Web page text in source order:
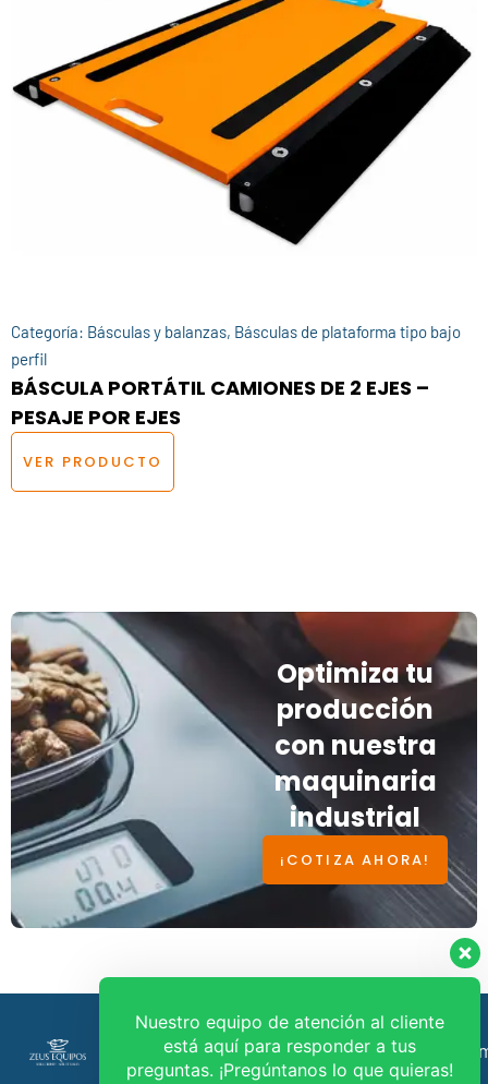
Categoría: Básculas y balanzas, Básculas de plataforma tipo bajo
perfil
BÁSCULA PORTÁTIL CAMIONES DE 2 EJES –
PESAJE POR EJES
VER PRODUCTO
Optimiza tu
producción
con nuestra
maquinaria
industrial
¡COTIZA AHORA!
Política de
tratamiento
316 580
9247
Nuestro equipo de atención al cliente
está aquí para responder a tus
preguntas. ¡Pregúntanos lo que quieras!